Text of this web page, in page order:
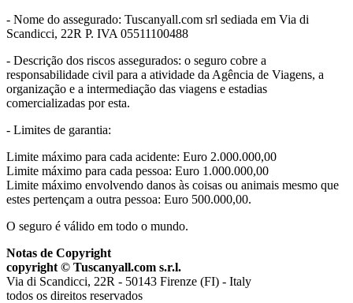
- Nome do assegurado: Tuscanyall.com srl sediada em Via di
Scandicci, 22R P. IVA 05511100488
- Descrição dos riscos assegurados: o seguro cobre a
responsabilidade civil para a atividade da Agência de Viagens, a
organização e a intermediação das viagens e estadias
comercializadas por esta.
- Limites de garantia:
Limite máximo para cada acidente: Euro 2.000.000,00
Limite máximo para cada pessoa: Euro 1.000.000,00
Limite máximo envolvendo danos às coisas ou animais mesmo que
estes pertençam a outra pessoa: Euro 500.000,00.
O seguro é válido em todo o mundo.
Notas de Copyright
copyright © Tuscanyall.com s.r.l.
Via di Scandicci, 22R - 50143 Firenze (FI) - Italy
todos os direitos reservados